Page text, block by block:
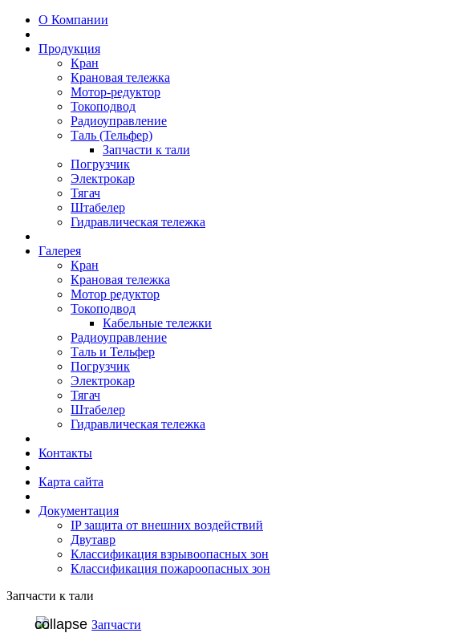
О Компании
Продукция
Кран
Крановая тележка
Мотор-редуктор
Токоподвод
Радиоуправление
Таль (Тельфер)
Запчасти к тали
Погрузчик
Электрокар
Тягач
Штабелер
Гидравлическая тележка
Галерея
Кран
Крановая тележка
Мотор редуктор
Токоподвод
Кабельные тележки
Радиоуправление
Таль и Тельфер
Погрузчик
Электрокар
Тягач
Штабелер
Гидравлическая тележка
Контакты
Карта сайта
Документация
IP защита от внешних воздействий
Двутавр
Классификация взрывоопасных зон
Классификация пожароопасных зон
Запчасти к тали
Запчасти